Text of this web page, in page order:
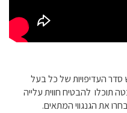
סדר העדיפויות של כל בעל
תוכלו להבטיח חווית עלייה
את הגנגווי המתאים.